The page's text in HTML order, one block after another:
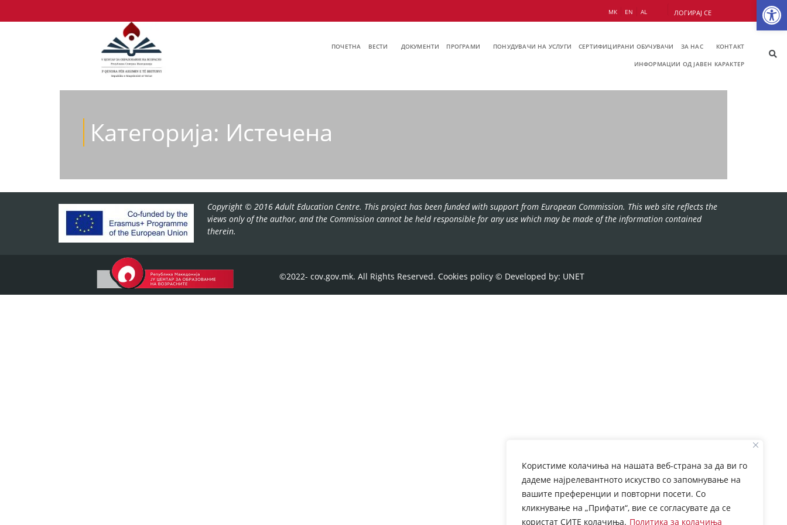
Користиме колачиња на нашата веб-страна за да ви го
дадеме најрелевантното искуство со запомнување на
вашите преференции и повторни посети. Со
кликнување на „Прифати“, вие се согласувате да се
користат СИТЕ колачиња. Политика за колачиња
МК EN AL ЛОГИРАЈ СЕ
ПОЧЕТНА ВЕСТИ ДОКУМЕНТИ ПРОГРАМИ ПОНУДУВАЧИ НА УСЛУГИ СЕРТИФИЦИРАНИ ОБУЧУВАЧИ ЗА НАС КОНТАКТ
ИНФОРМАЦИИ ОД ЈАВЕН КАРАКТЕР
Категорија: Истечена
Copyright © 2016 Adult Education Centre. This project has been funded with support from European Commission. This web site reflects the
views only of the author, and the Commission cannot be held responsible for any use which may be made of the information contained
therein.
©2022- cov.gov.mk. All Rights Reserved. Cookies policy© Developed by: UNET